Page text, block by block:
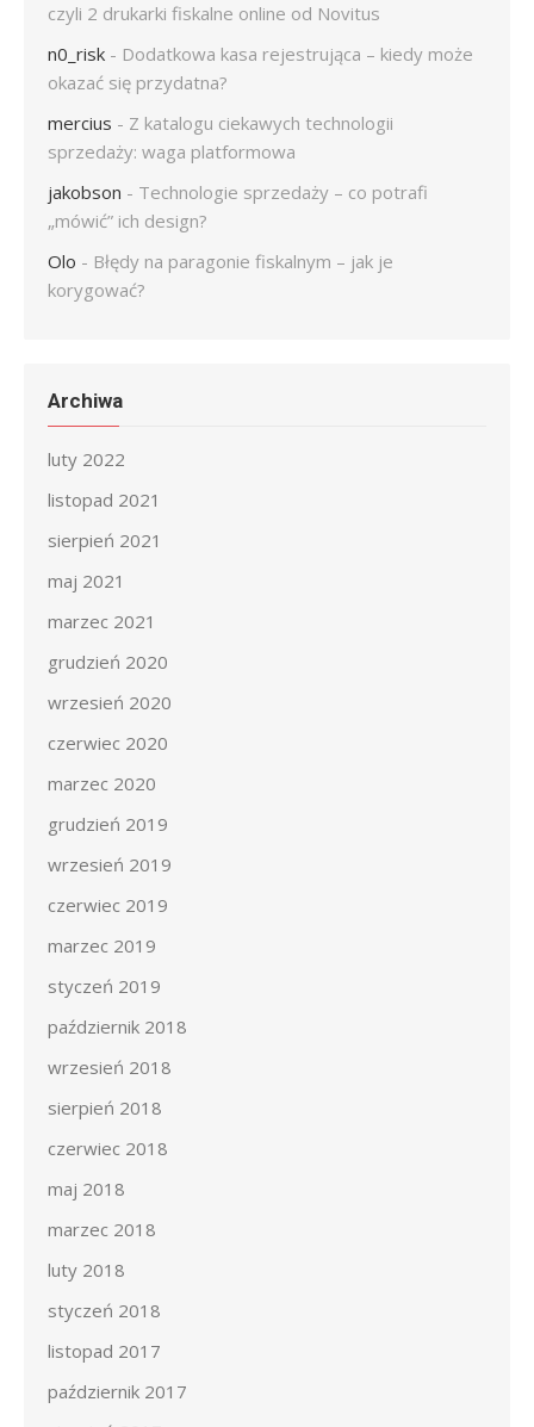
czyli 2 drukarki fiskalne online od Novitus
n0_risk - Dodatkowa kasa rejestrująca – kiedy może
okazać się przydatna?
mercius - Z katalogu ciekawych technologii
sprzedaży: waga platformowa
jakobson - Technologie sprzedaży – co potrafi
„mówić” ich design?
Olo - Błędy na paragonie fiskalnym – jak je
korygować?
Archiwa
luty 2022
listopad 2021
sierpień 2021
maj 2021
marzec 2021
grudzień 2020
wrzesień 2020
czerwiec 2020
marzec 2020
grudzień 2019
wrzesień 2019
czerwiec 2019
marzec 2019
styczeń 2019
październik 2018
wrzesień 2018
sierpień 2018
czerwiec 2018
maj 2018
marzec 2018
luty 2018
styczeń 2018
listopad 2017
październik 2017